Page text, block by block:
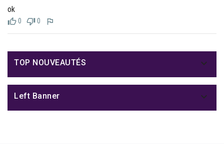
ok
0 0
TOP NOUVEAUTÉS 
Left Banner 